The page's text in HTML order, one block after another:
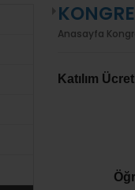
Anasayfa
Katılım